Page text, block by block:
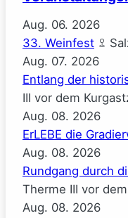
Aug. 06. 2026
33. Weinfest
Aug. 07. 2026
Entlang der
III vor dem
Aug. 08. 2026
ErLEBE die
Aug. 08. 2026
Rundgang durch
Therme III vor
Aug. 08. 2026